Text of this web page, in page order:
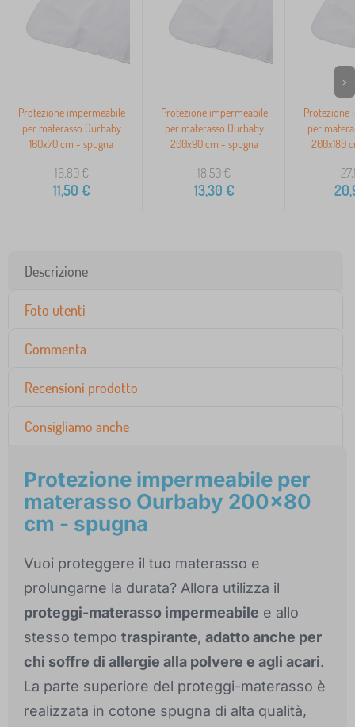
Protezione impermeabile
per materasso Ourbaby
160x70 cm - spugna
16,80€
11,50 €
Protezione impermeabile
per materasso Ourbaby
200x90 cm - spugna
18,50€
13,30 €
Protezione
per
200x180
>
Descrizione
Foto utenti
Commenta
Recensioni prodotto
Consigliamo anche
Protezione impermeabile per
materasso Ourbaby 200x80
cm - spugna
Vuoi proteggere il tuo materasso e
prolungarne la durata? Allora utilizza il
proteggi-materasso impermeabile e allo
stesso tempo traspirante, adatto anche per
chi soffre di allergie alla polvere e agli acari.
La parte superiore del proteggi-materasso è
realizzata in cotone spugna di alta qualità,